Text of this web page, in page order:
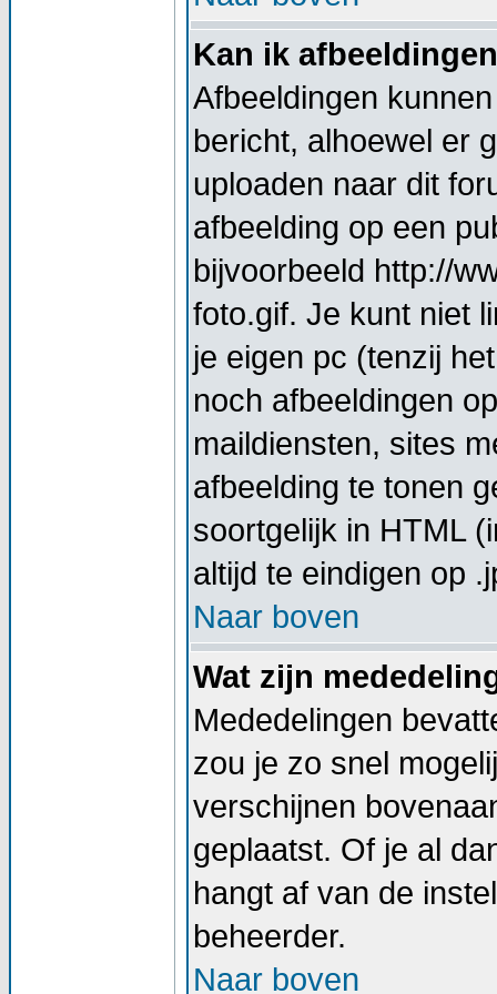
Kan ik
Afbeeldingen
bericht, alhoewel er
uploaden naar dit
afbeelding op een
bijvoorbeeld http://
foto.gif. Je kunt niet
je eigen pc (tenzij
noch afbeeldingen
maildiensten, sites
afbeelding te tonen
soortgelijk in HTML
altijd te eindigen op
Naar boven
Wat zijn
Mededelingen
zou je zo snel
verschijnen
geplaatst. Of je al
hangt af van de
beheerder.
Naar boven